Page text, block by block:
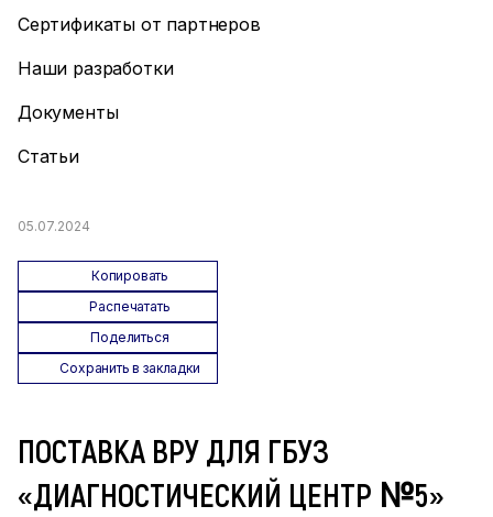
Сертификаты от партнеров
Наши разработки
Документы
Статьи
05.07.2024
Копировать
Распечатать
Поделиться
Сохранить в закладки
ПОСТАВКА ВРУ ДЛЯ ГБУЗ
«ДИАГНОСТИЧЕСКИЙ ЦЕНТР №5»